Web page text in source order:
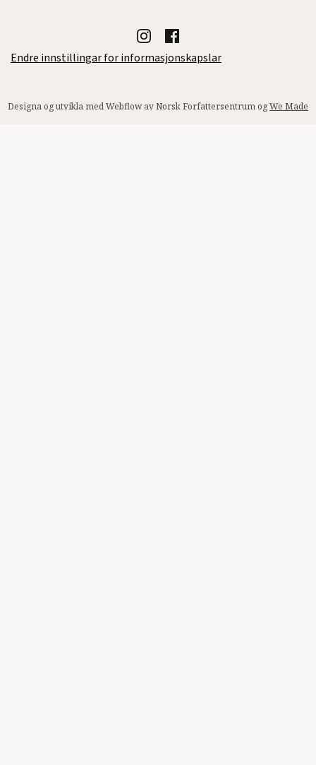
Endre innstillingar for informasjonskapslar
Designa og utvikla med Webflow av Norsk Forfattersentrum ogWe Made